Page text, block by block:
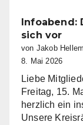
nimmt
Arbeit
auf
Infoabend:
sich vor
von Jakob
8. Mai 2026
Liebe
Freitag, 15.
herzlich ein
Unsere